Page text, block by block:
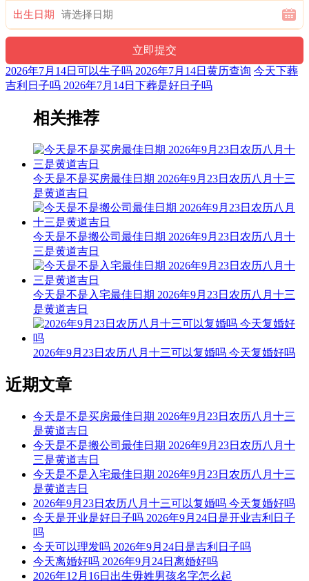
忌：
3时-5时 丙寅时： 沖猴 煞北 时沖丙申 天贼 路空 天地
宜：合嵴 嫁娶 修造 安葬
忌：祭祀 祈福 斋醮 酬神
5时-7时 丁卯时： 沖鸡 煞西 时沖丁酉 元武 不遇 路空 三合
忌：赴任 出行 修造 动土 祭祀 祈福 斋醮 开光
7时-9时 戊辰时： 沖狗 煞南 时沖戊戍 司命 右弼 凤
宜：作灶 祭祀 祈福 斋醮 酬神 修造 赴任 见贵 求财 出行 嫁娶
进人口 移徙 安葬
9时-11时 己巳时： 沖猪 煞东 时沖己亥 日破
忌：日时相沖 诸事不宜
11时-13时 庚午时： 沖鼠 煞北 时沖庚子 地兵 禄贵 青龙
宜：祈福 求嗣 出行 求财 嫁娶 安葬
13时-15时 辛未时： 沖牛 煞西 时沖辛丑 三合 天赦 明堂 武曲
宜：祈福 求嗣 订婚 嫁娶 出行 求财 开业 交易 安床 修造 入宅
安葬 祭祀
15时-17时 壬申时： 沖虎 煞南 时沖壬寅 天刑 六戊 雷兵 太阳
宜：入宅 修造 安葬
忌：赴任 词讼 祈福 求嗣 乘船
出生日期
2026年7月14日可以生子吗 2026年7月14日黄历查询 今天下葬
吉利日子吗 2026年7月14日下葬是好日子吗
相关推荐
今天是不是买房最佳日期 2026年9月23日农历八月十三
是黄道吉日
今天是不是搬公司最佳日期 2026年9月23日农历八月十
三是黄道吉日
今天是不是入宅最佳日期 2026年9月23日农历八月十三
是黄道吉日
2026年9月23日农历八月十三可以复婚吗 今天复婚好吗
近期文章
今天是不是买房最佳日期 2026年9月23日农历八月十三
是黄道吉日
今天是不是搬公司最佳日期 2026年9月23日农历八月十
三是黄道吉日
今天是不是入宅最佳日期 2026年9月23日农历八月十三
是黄道吉日
2026年9月23日农历八月十三可以复婚吗 今天复婚好吗
今天是开业是好日子吗 2026年9月24日是开业吉利日子
吗
今天可以理发吗 2026年9月24日是吉利日子吗
今天离婚好吗 2026年9月24日离婚好吗
2026年12月16日出生毋姓男孩名字怎么起